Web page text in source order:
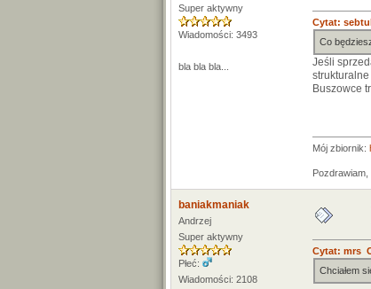
Super aktywny
Wiadomości: 3493
bla bla bla...
Cytat:
Co
Jeśli
Buszowce
Mój zbiornik:
Pozdrawiam,
baniakmaniak
Andrzej
Super aktywny
Płeć:
Wiadomości: 2108
Cytat: mrs
Chciałem